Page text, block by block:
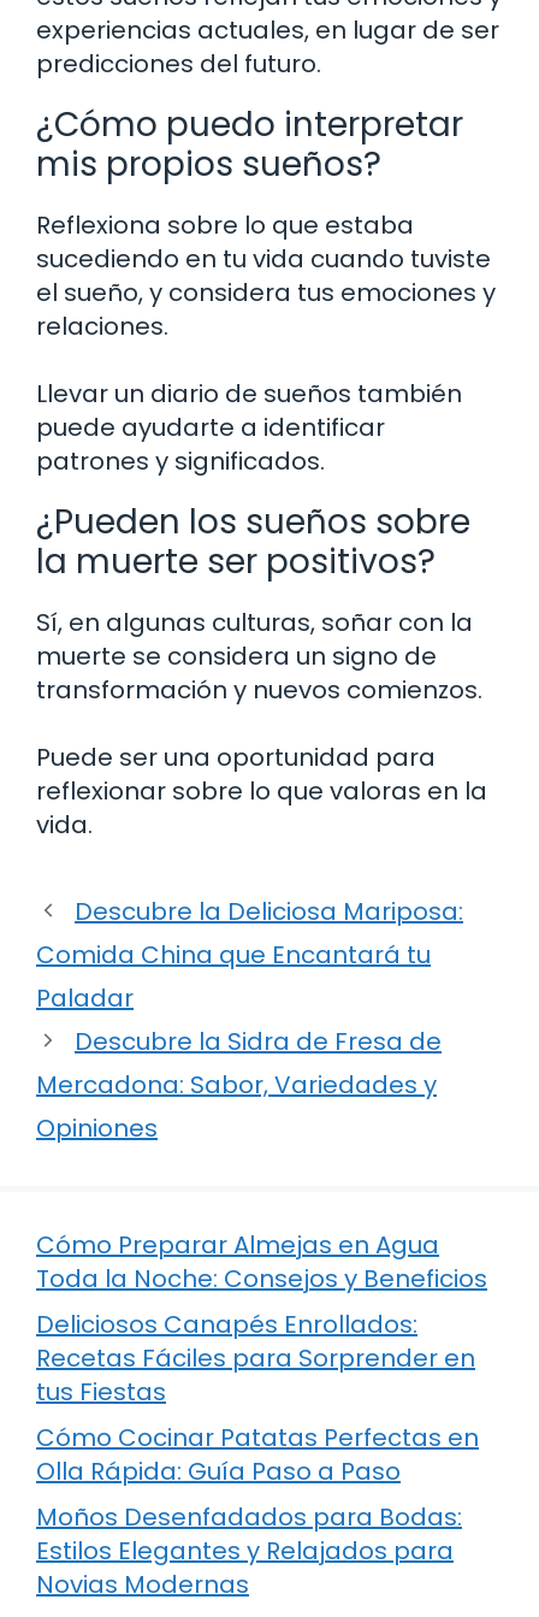
experiencias actuales, en lugar de ser
predicciones del futuro.
¿Cómo puedo interpretar
mis propios sueños?
Reflexiona sobre lo que estaba
sucediendo en tu vida cuando tuviste
el sueño, y considera tus emociones y
relaciones.
Llevar un diario de sueños también
puede ayudarte a identificar
patrones y significados.
¿Pueden los sueños sobre
la muerte ser positivos?
Sí, en algunas culturas, soñar con la
muerte se considera un signo de
transformación y nuevos comienzos.
Puede ser una oportunidad para
reflexionar sobre lo que valoras en la
vida.
Descubre la Deliciosa Mariposa:
Comida China que Encantará tu
Paladar
Descubre la Sidra de Fresa de
Mercadona: Sabor, Variedades y
Opiniones
Cómo Preparar Almejas en Agua
Toda la Noche: Consejos y Beneficios
Deliciosos Canapés Enrollados:
Recetas Fáciles para Sorprender en
tus Fiestas
Cómo Cocinar Patatas Perfectas en
Olla Rápida: Guía Paso a Paso
Moños Desenfadados para Bodas:
Estilos Elegantes y Relajados para
Novias Modernas